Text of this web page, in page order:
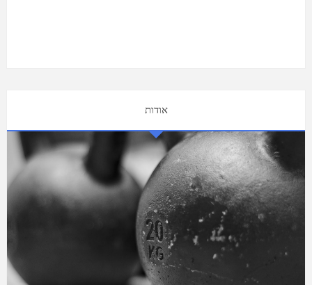
אודות